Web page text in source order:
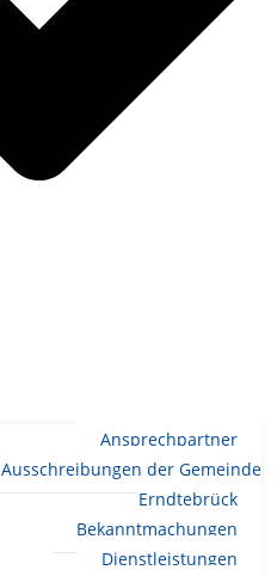
Ansprechpartner
Ausschreibungen der Gemeinde
Erndtebrück
Bekanntmachungen
Dienstleistungen